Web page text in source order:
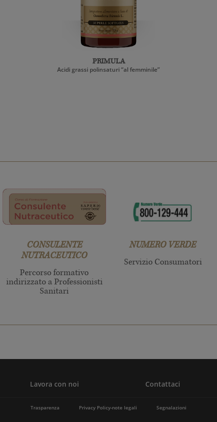
PRIMULA
Acidi grassi polinsaturi “al femminile”
CONSULENTE
NUTRACEUTICO
Percorso formativo
indirizzato a Professionisti
Sanitari
NUMERO VERDE
Servizio Consumatori
Lavora con noi Contattaci
Trasparenza Privacy Policy-note legali Segnalazioni